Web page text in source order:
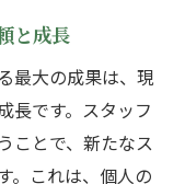
と成長
最大の成果は、現
長です。スタッフ
ことで、新たなス
。これは、個人の